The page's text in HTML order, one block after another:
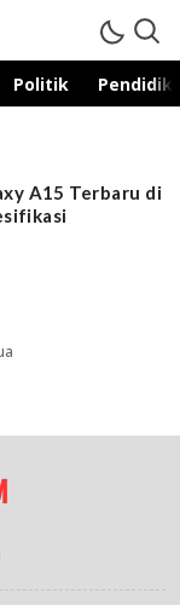
Politik
A15 Terbaru di